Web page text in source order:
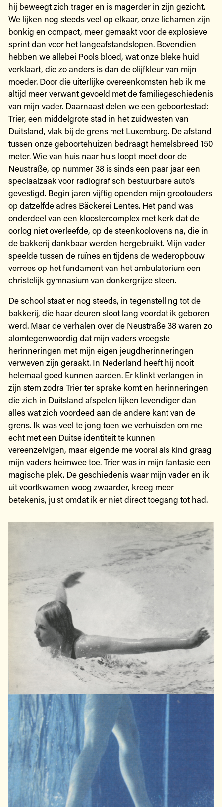
hij beweegt zich trager en is magerder in zijn gezicht.
We lijken nog steeds veel op elkaar, onze lichamen zijn
bonkig en compact, meer gemaakt voor de explosieve
sprint dan voor het langeafstandslopen. Bovendien
hebben we allebei Pools bloed, wat onze bleke huid
verklaart, die zo anders is dan de olijfkleur van mijn
moeder. Door die uiterlijke overeenkomsten heb ik me
altijd meer verwant gevoeld met de familiegeschiedenis
van mijn vader. Daarnaast delen we een geboortestad:
Trier, een middelgrote stad in het zuidwesten van
Duitsland, vlak bij de grens met Luxemburg. De afstand
tussen onze geboortehuizen bedraagt hemelsbreed 150
meter. Wie van huis naar huis loopt moet door de
Neustraße, op nummer 38 is sinds een paar jaar een
speciaalzaak voor radiografisch bestuurbare auto’s
gevestigd. Begin jaren vijftig openden mijn grootouders
op datzelfde adres Bäckerei Lentes. Het pand was
onderdeel van een kloostercomplex met kerk dat de
oorlog niet overleefde, op de steenkoolovens na, die in
de bakkerij dankbaar werden hergebruikt. Mijn vader
speelde tussen de ruïnes en tijdens de wederopbouw
verrees op het fundament van het ambulatorium een
christelijk gymnasium van donkergrijze steen.
De school staat er nog steeds, in tegenstelling tot de
bakkerij, die haar deuren sloot lang voordat ik geboren
werd. Maar de verhalen over de Neustraße 38 waren zo
alomtegenwoordig dat mijn vaders vroegste
herinneringen met mijn eigen jeugdherinneringen
verweven zijn geraakt. In Nederland heeft hij nooit
helemaal goed kunnen aarden. Er klinkt verlangen in
zijn stem zodra Trier ter sprake komt en herinneringen
die zich in Duitsland afspelen lijken levendiger dan
alles wat zich voordeed aan de andere kant van de
grens. Ik was veel te jong toen we verhuisden om me
echt met een Duitse identiteit te kunnen
vereenzelvigen, maar eigende me vooral als kind graag
mijn vaders heimwee toe. Trier was in mijn fantasie een
magische plek. De geschiedenis waar mijn vader en ik
uit voortkwamen woog zwaarder, kreeg meer
betekenis, juist omdat ik er niet direct toegang tot had.